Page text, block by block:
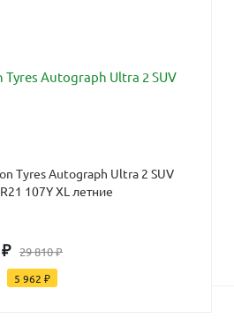
Tyres Autograph Ultra 2 SUV
107Y XL летние
₽ 29 810₽
5 962 ₽